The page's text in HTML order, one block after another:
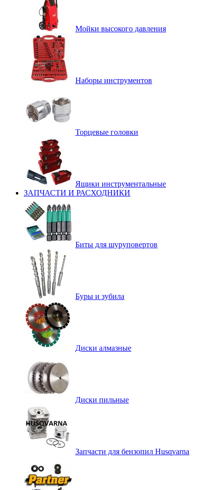
Мойки высокого давления
Наборы инструментов
Торцевые головки
Ящики инструментальные
ЗАПЧАСТИ И РАСХОДНИКИ
Биты для шуруповертов
Буры и зубила
Диски алмазные
Диски пильные
Запчасти для бензопил Husqvarna